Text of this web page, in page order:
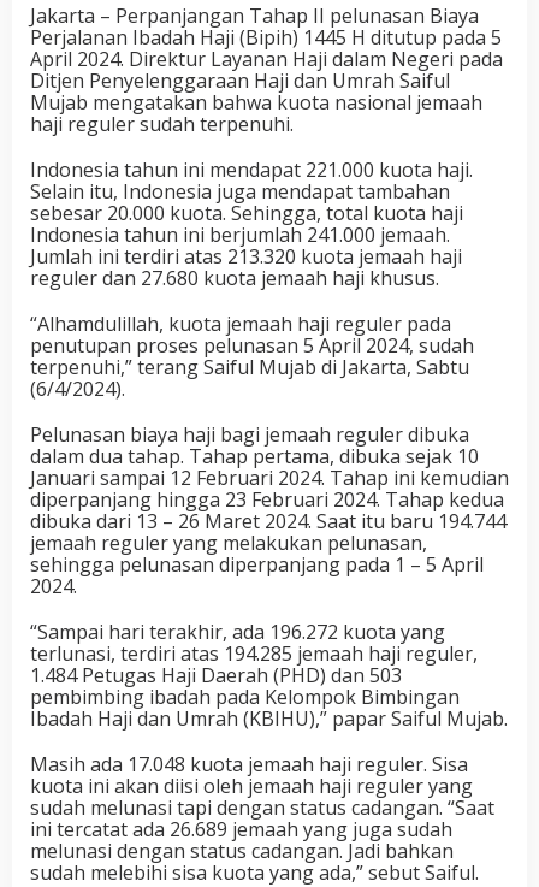
Jakarta – Perpanjangan Tahap II pelunasan Biaya
Perjalanan Ibadah Haji (Bipih) 1445 H ditutup pada 5
April 2024. Direktur Layanan Haji dalam Negeri pada
Ditjen Penyelenggaraan Haji dan Umrah Saiful
Mujab mengatakan bahwa kuota nasional jemaah
haji reguler sudah terpenuhi.
Indonesia tahun ini mendapat 221.000 kuota haji.
Selain itu, Indonesia juga mendapat tambahan
sebesar 20.000 kuota. Sehingga, total kuota haji
Indonesia tahun ini berjumlah 241.000 jemaah.
Jumlah ini terdiri atas 213.320 kuota jemaah haji
reguler dan 27.680 kuota jemaah haji khusus.
“Alhamdulillah, kuota jemaah haji reguler pada
penutupan proses pelunasan 5 April 2024, sudah
terpenuhi,” terang Saiful Mujab di Jakarta, Sabtu
(6/4/2024).
Pelunasan biaya haji bagi jemaah reguler dibuka
dalam dua tahap. Tahap pertama, dibuka sejak 10
Januari sampai 12 Februari 2024. Tahap ini kemudian
diperpanjang hingga 23 Februari 2024. Tahap kedua
dibuka dari 13 – 26 Maret 2024. Saat itu baru 194.744
jemaah reguler yang melakukan pelunasan,
sehingga pelunasan diperpanjang pada 1 – 5 April
2024.
“Sampai hari terakhir, ada 196.272 kuota yang
terlunasi, terdiri atas 194.285 jemaah haji reguler,
1.484 Petugas Haji Daerah (PHD) dan 503
pembimbing ibadah pada Kelompok Bimbingan
Ibadah Haji dan Umrah (KBIHU),” papar Saiful Mujab.
Masih ada 17.048 kuota jemaah haji reguler. Sisa
kuota ini akan diisi oleh jemaah haji reguler yang
sudah melunasi tapi dengan status cadangan. “Saat
ini tercatat ada 26.689 jemaah yang juga sudah
melunasi dengan status cadangan. Jadi bahkan
sudah melebihi sisa kuota yang ada,” sebut Saiful.